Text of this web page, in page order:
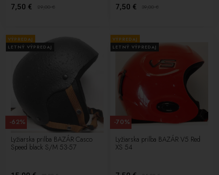
7,50 € 29,00€ 7,50 € 39,00€
VÝPREDAJ
LETNÝ VÝPREDAJ
Lyžiarska prilba BAZÁR Casco
Speed black S/M 53-57
-62%
VÝPREDAJ
LETNÝ VÝPREDAJ
Lyžiarska prilba BAZÁR V5 Red
XS 54
-70%